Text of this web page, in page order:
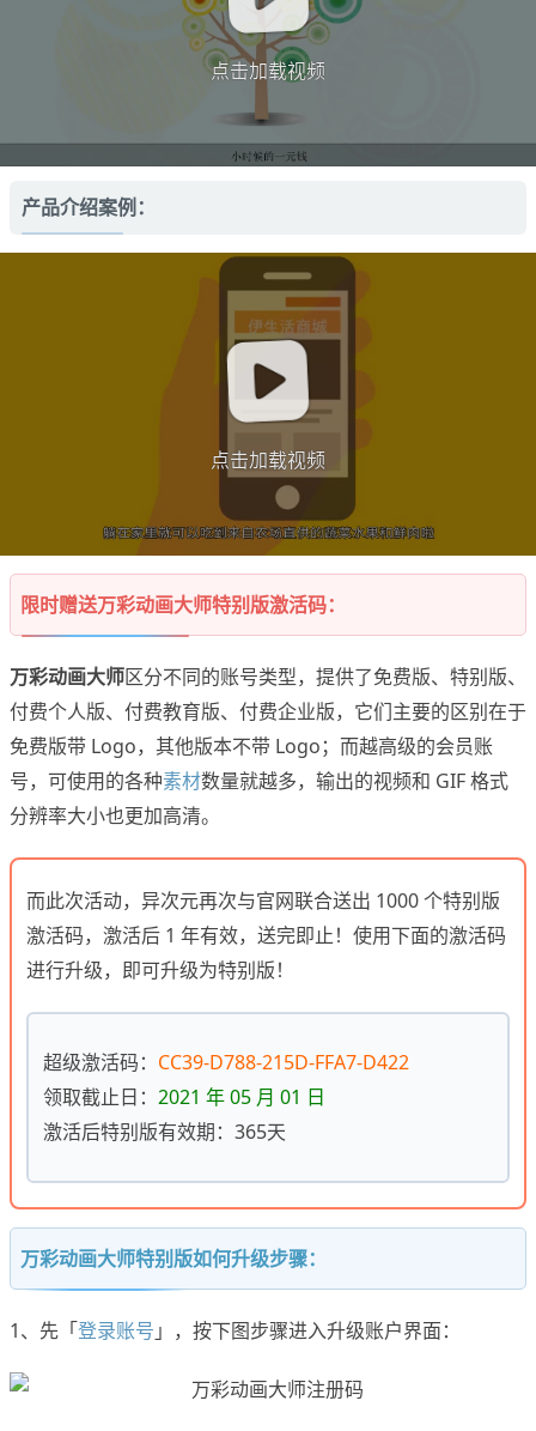
点击加载视频
产品介绍案例：
点击加载视频
限时赠送万彩动画大师特别版激活码：
万彩动画大师区分不同的账号类型，提供了免费版、特别版、
付费个人版、付费教育版、付费企业版，它们主要的区别在于
免费版带 Logo，其他版本不带 Logo；而越高级的会员账
号，可使用的各种素材数量就越多，输出的视频和 GIF 格式
分辨率大小也更加高清。
而此次活动，异次元再次与官网联合送出 1000 个特别版
激活码，激活后 1 年有效，送完即止！使用下面的激活码
进行升级，即可升级为特别版！
超级激活码： CC39-D788-215D-FFA7-D422
领取截止日： 2021 年 05 月 01 日
激活后特别版有效期：365天
万彩动画大师特别版如何升级步骤：
1、先「登录账号 」，按下图步骤进入升级账户界面：